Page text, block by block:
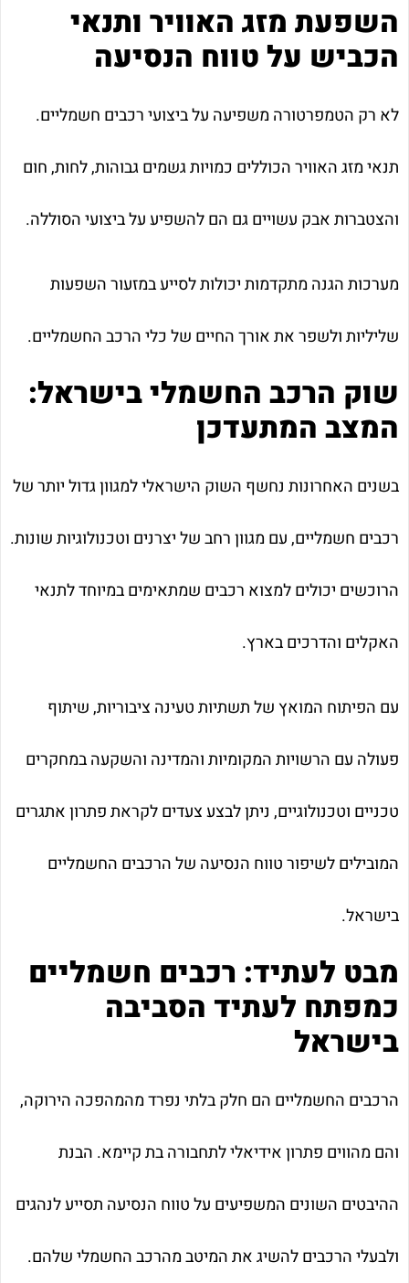
השפעת מזג האוויר ותנאי
הכביש על טווח הנסיעה
לא רק הטמפרטורה משפיעה על ביצועי רכבים חשמליים.
תנאי מזג האוויר הכוללים כמויות גשמים גבוהות, לחות, חום
והצטברות אבק עשויים גם הם להשפיע על ביצועי הסוללה.
מערכות הגנה מתקדמות יכולות לסייע במזעור השפעות
שליליות ולשפר את אורך החיים של כלי הרכב החשמליים.
שוק הרכב החשמלי בישראל:
המצב המתעדכן
בשנים האחרונות נחשף השוק הישראלי למגוון גדול יותר של
רכבים חשמליים, עם מגוון רחב של יצרנים וטכנולוגיות שונות.
הרוכשים יכולים למצוא רכבים שמתאימים במיוחד לתנאי
האקלים והדרכים בארץ.
עם הפיתוח המואץ של תשתיות טעינה ציבוריות, שיתוף
פעולה עם הרשויות המקומיות והמדינה והשקעה במחקרים
טכניים וטכנולוגיים, ניתן לבצע צעדים לקראת פתרון אתגרים
המובילים לשיפור טווח הנסיעה של הרכבים החשמליים
בישראל.
מבט לעתיד: רכבים חשמליים
כמפתח לעתיד הסביבה
בישראל
הרכבים החשמליים הם חלק בלתי נפרד מהמהפכה הירוקה,
והם מהווים פתרון אידיאלי לתחבורה בת קיימא. הבנת
ההיבטים השונים המשפיעים על טווח הנסיעה תסייע לנהגים
ולבעלי הרכבים להשיג את המיטב מהרכב החשמלי שלהם.